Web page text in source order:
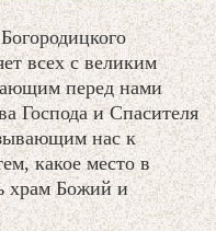
всех с великим
перед нами
Господа и Спасителя
нас к
какое место в
храм Божий и